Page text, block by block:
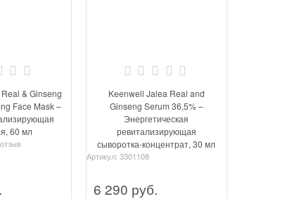
& Ginseng
Face Mask –
60 мл
Keenwell Jalea Real and
Ginseng Serum 36,5% –
Энергетическая
ревитализирующая
сыворотка-концентрат, 30 мл
Артикул: 3301108
6 290 руб.